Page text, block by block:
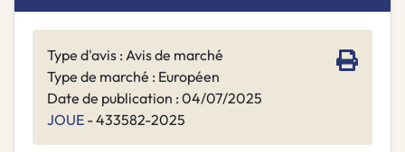
Type d'avis : Avis de marché
Type de marché : Européen
Date de publication : 04/07/2025
JOUE - 433582-2025